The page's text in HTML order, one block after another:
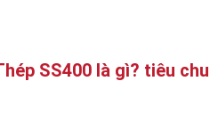
SS400 là gì? tiêu